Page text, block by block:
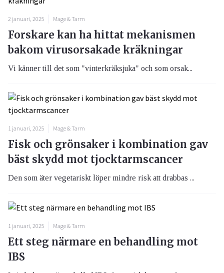
2 januari, 2025 Mage & Tarm
Forskare kan ha hittat mekanismen
bakom virusorsakade kräkningar
Vi känner till det som "vinterkräksjuka" och som orsak...
1 januari, 2025 Mage & Tarm
Fisk och grönsaker i kombination gav
bäst skydd mot tjocktarmscancer
Den som äter vegetariskt löper mindre risk att drabbas ...
1 januari, 2025 Mage & Tarm
Ett steg närmare en behandling mot
IBS